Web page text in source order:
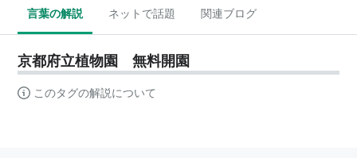
言葉の解説 ネットで話題 関連ブログ
京都府立植物園 無料開園
このタグの解説について